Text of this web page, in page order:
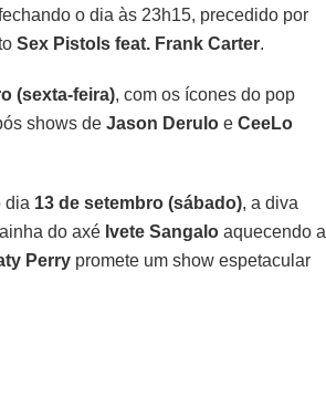
o dia às 23h15, precedido por
Sex Pistols feat. Frank Carter.
(sexta-feira), com os ícones do pop
shows de Jason Derulo e CeeLo
dia 13 de setembro (sábado), a diva
do axé Ivete Sangalo aquecendo a
Perry promete um show espetacular